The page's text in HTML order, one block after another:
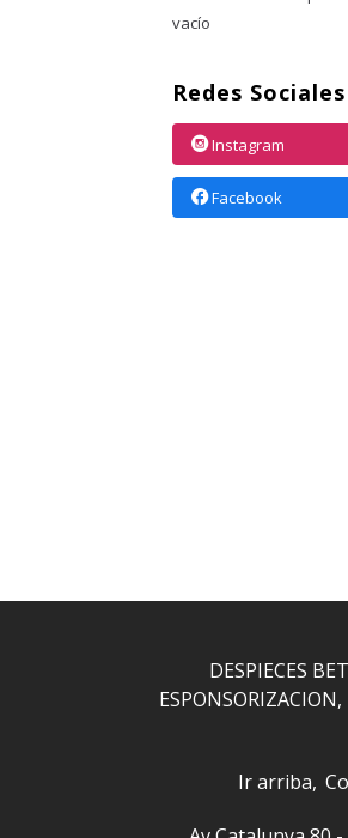
vacío
Redes Sociales
Instagram
Facebook
DESPIECES
ESPONSORIZACION
Ir arriba